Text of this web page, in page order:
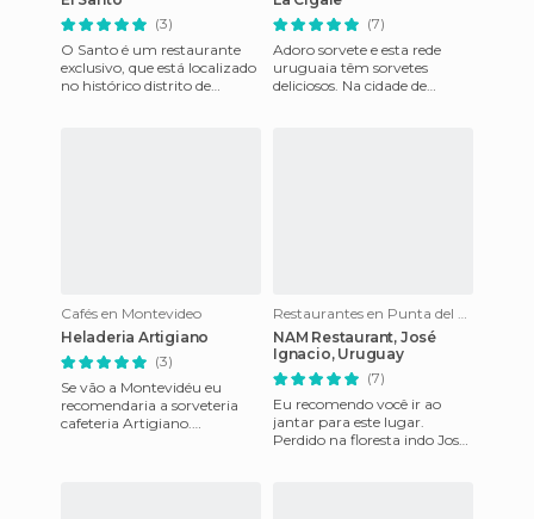
(3)
O Santo é um restaurante
exclusivo, que está localizado
no histórico distrito de
(7)
Adoro sorvete e esta rede
uruguaia têm sorvetes
deliciosos. Na cidade de
Cafés en Montevideo
Heladeria Artigiano
(3)
Se vão a Montevidéu eu
recomendaria a sorveteria
cafeteria Artigiano.
Restaurantes en Punta del Este
NAM Restaurant, José
Ignacio, Uruguay
(7)
Eu recomendo você ir ao
jantar para este lugar.
Perdido na floresta indo José